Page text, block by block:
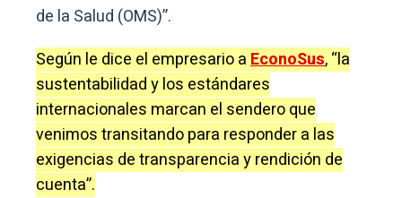
de la Salud (OMS)”.
Según le dice el empresario aEconoSus, “la
sustentabilidad y los estándares
internacionales marcan el sendero que
venimos transitando para responder a las
exigencias de transparencia y rendición de
cuenta”.